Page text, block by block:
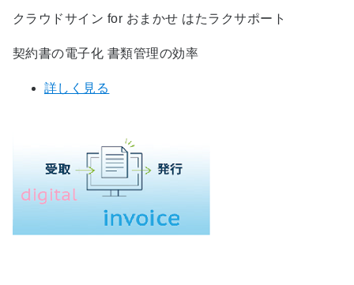
クラウドサイン for おまかせ はたラクサポート
契約書の電子化 書類管理の効率
詳しく見る